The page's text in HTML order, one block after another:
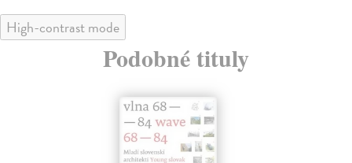
High-contrast mode
Podobné tituly